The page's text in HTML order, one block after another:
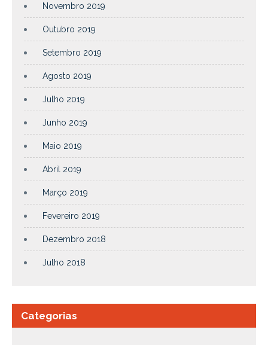
Novembro 2019
Outubro 2019
Setembro 2019
Agosto 2019
Julho 2019
Junho 2019
Maio 2019
Abril 2019
Março 2019
Fevereiro 2019
Dezembro 2018
Julho 2018
Categorias